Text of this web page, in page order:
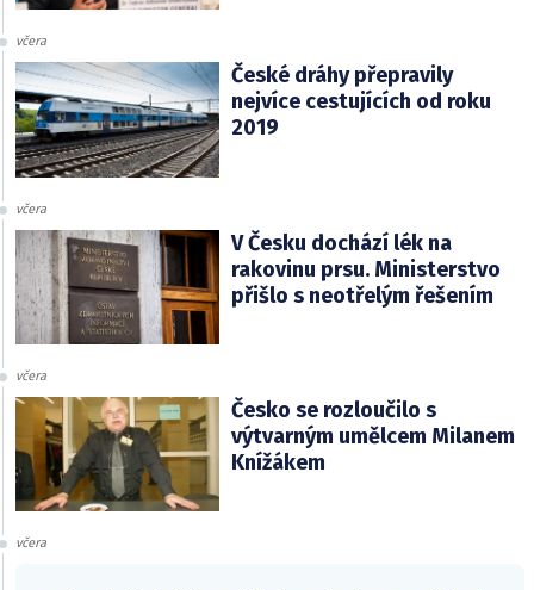
včera
České dráhy přepravily
nejvíce cestujících od roku
2019
včera
V Česku dochází lék na
rakovinu prsu. Ministerstvo
přišlo s neotřelým řešením
včera
Česko se rozloučilo s
výtvarným umělcem Milanem
Knížákem
včera